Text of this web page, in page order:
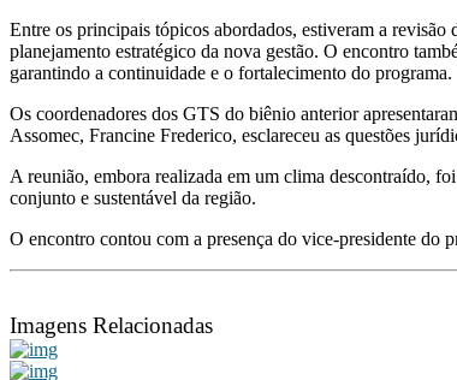
Entre os principais tópicos abordados, estiveram a
planejamento estratégico da nova gestão. O encontro
garantindo a continuidade e o fortalecimento do programa.
Os coordenadores dos GTS do biênio anterior
Assomec, Francine Frederico, esclareceu as questões
A reunião, embora realizada em um clima descontraído,
conjunto e sustentável da região.
O encontro contou com a presença do vice-presidente do
Imagens Relacionadas